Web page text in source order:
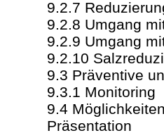
9.2.7
9.2.8 Umgang
9.2.9 Umgang
9.2.10
9.3 Präventive
9.3.1 Monitoring
9.4
Präsentation